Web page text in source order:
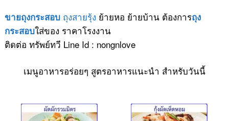
ขายถุงกระสอบ ถุงสายรุ้ง ย้ายหอ ย้ายบ้าน ต้องการถุง
กระสอบใส่ของ ราคาโรงงาน
ติดต่อ ทรัพย์ทวี Line Id : nongnlove
เมนูอาหารอร่อยๆ สูตรอาหารแนะนำ สำหรับวันนี้